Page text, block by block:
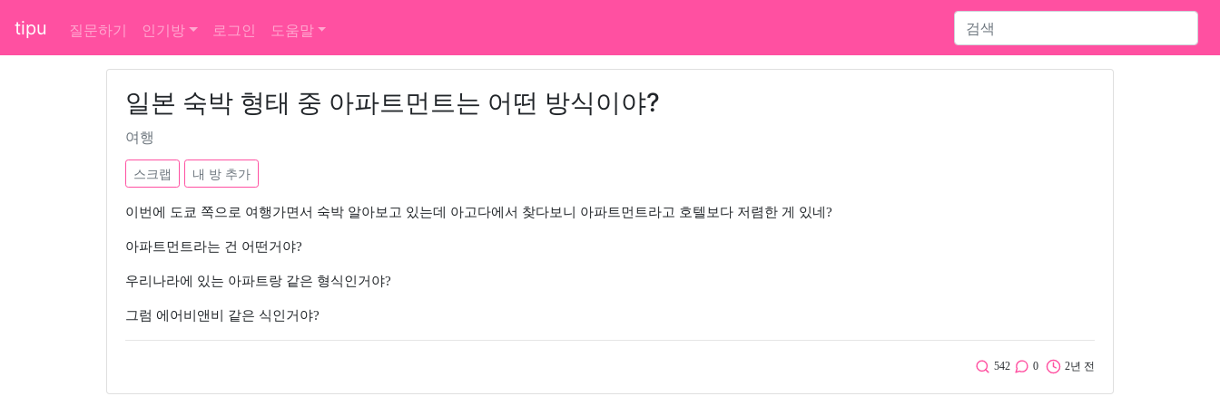
tipu 질문하기 인기방 로그인 도움말
일본 숙박 형태 중 아파트먼트는 어떤 방식이야?
여행
스크랩 내 방 추가
이번에 도쿄 쪽으로 여행가면서 숙박 알아보고 있는데 아고다에서 찾다보니 아파트먼트라고 호텔보다 저렴한 게 있네?
아파트먼트라는 건 어떤거야?
우리나라에 있는 아파트랑 같은 형식인거야?
그럼 에어비앤비 같은 식인거야?
542 0 2년 전